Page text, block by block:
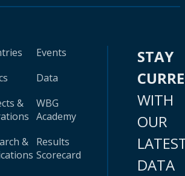
&
&
Events
Data
WBG
Academy
Results
Scorecard
STAY
WITH
OUR
DATA